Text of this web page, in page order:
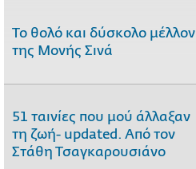
Το θολό και δύσκολο μέλλον
της Μονής Σινά
51 ταινίες που μού άλλαξαν
τη ζωή- updated. Aπό τον
Στάθη Τσαγκαρουσιάνο